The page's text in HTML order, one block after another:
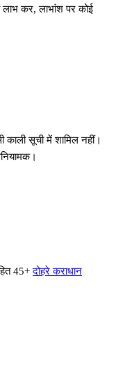
कर, लाभांश पर कोई
सूची में शामिल नहीं।
45+दोहरे कराधान